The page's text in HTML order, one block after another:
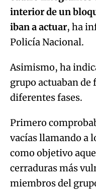
interior de un
iban a actuar, ha
Policía Nacional.
Asimismo, ha
grupo actuaban de
diferentes fases.
Primero
vacías llamando a
como objetivo
cerraduras más
miembros del